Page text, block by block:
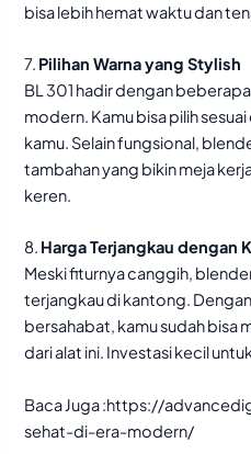
bisa lebih hemat waktu dan
7. Pilihan Warna yang Stylish
BL 301 hadir dengan
modern. Kamu bisa pilih
kamu. Selain fungsional,
tambahan yang bikin meja
keren.
8. Harga Terjangkau dengan
Meski fiturnya canggih,
terjangkau di kantong.
bersahabat, kamu sudah bisa
dari alat ini. Investasi kecil
Baca Juga :https://
sehat-di-era-modern/